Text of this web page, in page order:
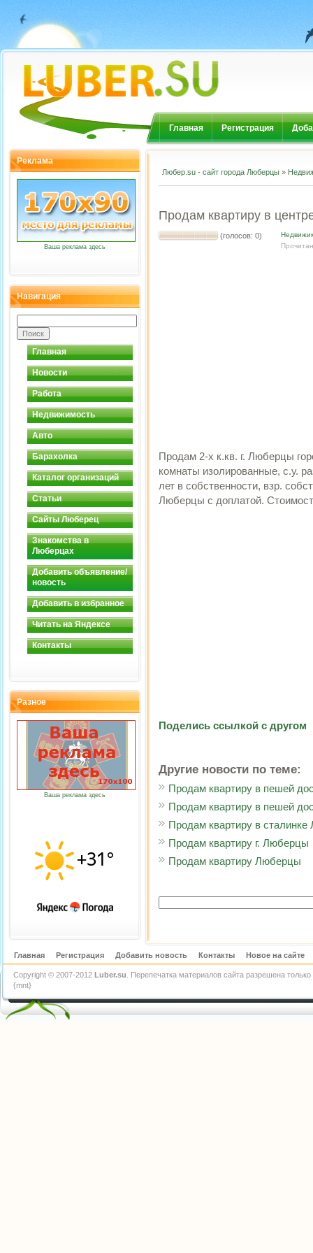
Главная Регистрация
Реклама
Ваша реклама здесь
Навигация
Главная
Новости
Работа
Недвижимость
Авто
Барахолка
Каталог организаций
Статьи
Сайты Люберец
Знакомства в
Люберцах
Добавить объявление/
новость
Добавить в избранное
Читать на Яндексе
Контакты
Разное
Ваша реклама здесь
Любер.su - сайт города Люберцы »
Продам квартиру в
(голосов: 0)
Продам 2-х к.кв. г. Люберцы
комнаты изолированные, с.у.
лет в собственности, взр.
Люберцы с доплатой.
Поделись ссылкой с другом
Другие новости по теме:
Продам квартиру в пешей
Продам квартиру в пешей
Продам квартиру в
Продам квартиру г. Люберцы
Продам квартиру Люберцы
Главная Регистрация Добавить новость Контакты Новое на сайте
Copyright © 2007-2012 Luber.su . Перепечатка материалов сайта разрешена
{mnt}